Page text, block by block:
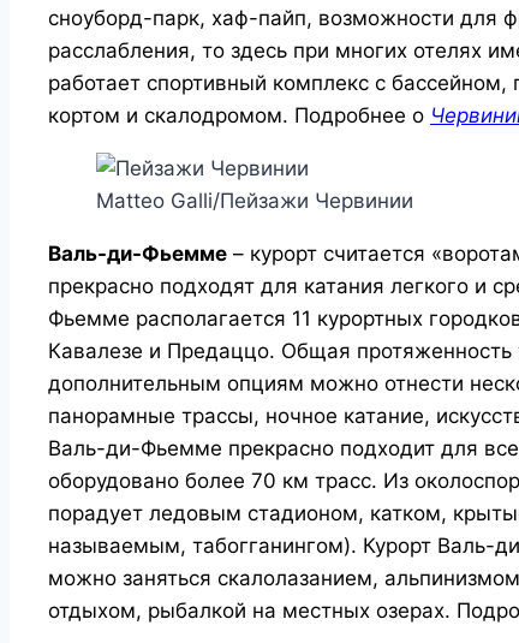
сноуборд-парк, хаф-пайп, возможности для
расслабления, то здесь при многих отелях
работает спортивный комплекс с
кортом и скалодромом. Подробнее о
Matteo Galli/Пейзажи Червинии
Валь-ди-Фьемме – курорт считается
прекрасно подходят для катания легкого и
Фьемме располагается 11 курортных
Кавалезе и Предаццо. Общая протяженность
дополнительным опциям можно отнести
панорамные трассы, ночное катание,
Валь-ди-Фьемме прекрасно подходит для
оборудовано более 70 км трасс. Из
порадует ледовым стадионом, катком,
называемым, табогганингом). Курорт Валь-
можно заняться скалолазанием,
отдыхом, рыбалкой на местных озерах.